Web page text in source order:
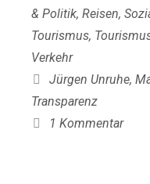
& Politik, Reisen,
Tourismus,
Verkehr
Schlagwörter
Jürgen Unruhe,
Transparenz
1 Kommentar